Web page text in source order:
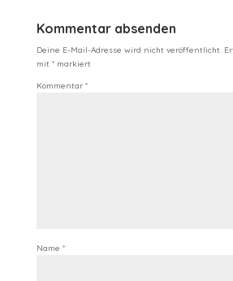
Kommentar absenden
Deine E-Mail-Adresse wird nicht veröffentlicht.
mit *markiert
Kommentar *
Name *